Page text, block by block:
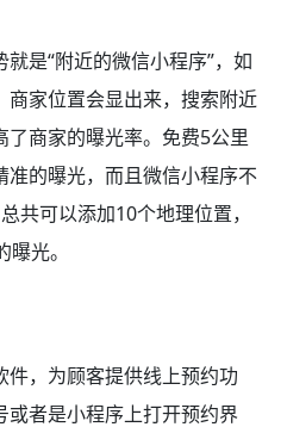
是“附近的微信小程序”，如
家位置会显出来，搜索附近
商家的曝光率。免费5公里
的曝光，而且微信小程序不
共可以添加10个地理位置，
光。
件，为顾客提供线上预约功
者是小程序上打开预约界